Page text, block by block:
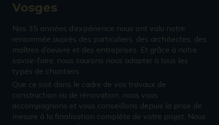
Vosges
Nos 35 années d’expérience nous ont valu notre
renommée auprès des particuliers, des architectes, des
maîtres d’oeuvre et des entreprises. Et grâce à notre
savoir-faire, nous saurons nous adapter à tous les
types de chantiers.
Que ce soit dans le cadre de vos travaux de
construction ou de rénovation, nous vous
accompagnons et vous conseillons depuis la prise de
mesure à la finalisation complète de votre projet. Nous